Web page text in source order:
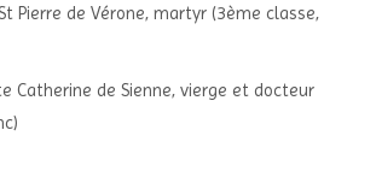
Pierre de Vérone, martyr (3ème classe,
Catherine de Sienne, vierge et docteur